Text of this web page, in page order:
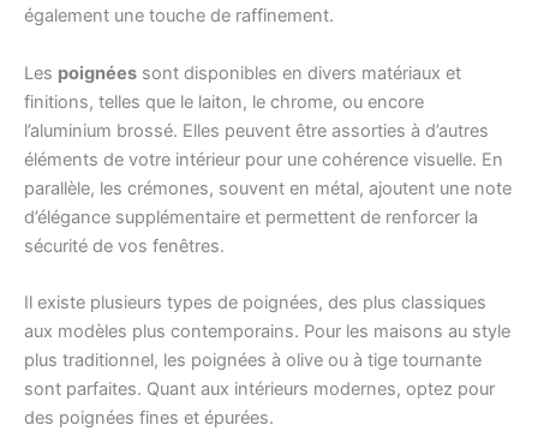
également une touche de raffinement.
Les poignées sont disponibles en divers matériaux et
finitions, telles que le laiton, le chrome, ou encore
l’aluminium brossé. Elles peuvent être assorties à d’autres
éléments de votre intérieur pour une cohérence visuelle. En
parallèle, les crémones, souvent en métal, ajoutent une note
d’élégance supplémentaire et permettent de renforcer la
sécurité de vos fenêtres.
Il existe plusieurs types de poignées, des plus classiques
aux modèles plus contemporains. Pour les maisons au style
plus traditionnel, les poignées à olive ou à tige tournante
sont parfaites. Quant aux intérieurs modernes, optez pour
des poignées fines et épurées.